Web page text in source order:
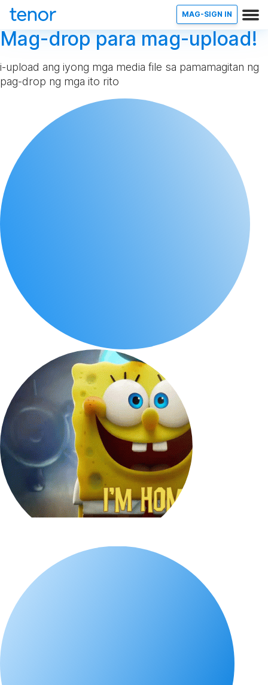
MAG-SIGN IN
Mag-drop para mag-upload!
i-upload ang iyong mga media file sa pamamagitan ng
pag-drop ng mga ito rito